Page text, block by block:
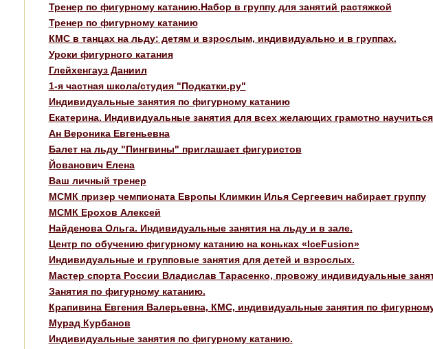
Тренер по фигурному катанию.Набор в группу для занятий растяжкой
Тренер по фигурному катанию
КМС в танцах на льду: детям и взрослым, индивидуально и в группах.
Уроки фигурного катания
Глейхенгауз Даниил
1-я частная школа/студия "Подкатки.ру"
Индивидуальные занятия по фигурному катанию
Екатерина. Индивидуальные занятия для всех желающих грамотно
Ан Вероника Евгеньевна
Балет на льду "Пингвины" приглашает фигуристов
Йованович Елена
Ваш личный тренер
МСМК призер чемпионата Европы Климкин Илья Сергеевич набирает группу
МСМК Ерохов Алексей
Найденова Ольга. Индивидуальные занятия на льду и в зале.
Центр по обучению фигурному катанию на коньках «IceFusion»
Индивидуальные и групповые занятия для детей и взрослых.
Мастер спорта России Владислав Тарасенко, провожу индивидуальные
Занятия по фигурному катанию.
Крапивина Евгения Валерьевна, КМС, индивидуальные занятия по
Мурад Курбанов
Индивидуальные занятия по фигурному катанию.